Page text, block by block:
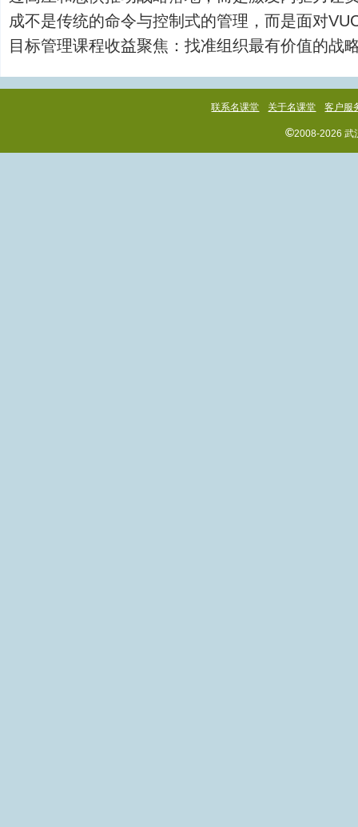
成不是传统的命令与控制式的管理，而是面对
目标管理课程收益聚焦：找准组织最有价值的战
联系名课堂 关于名课堂 客户服
©2008-2026 武